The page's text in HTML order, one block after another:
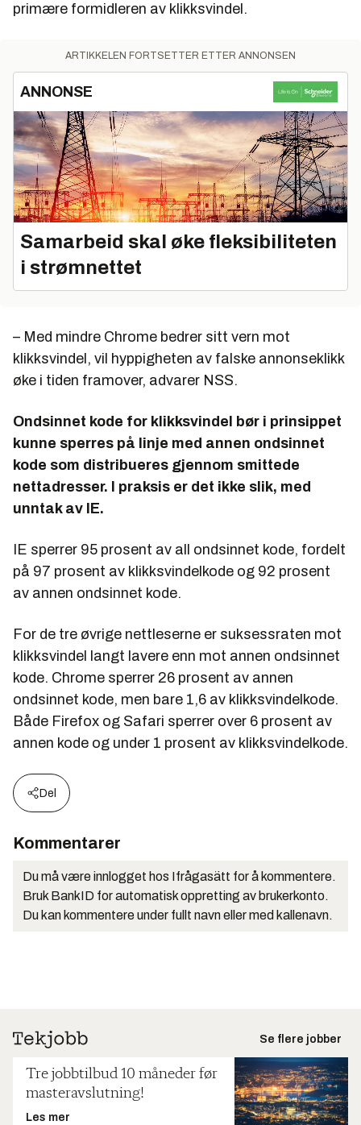
primære formidleren av klikksvindel.
ARTIKKELEN FORTSETTER ETTER ANNONSEN
ANNONSE
Samarbeid skal øke fleksibiliteten
i strømnettet
– Med mindre Chrome bedrer sitt vern mot
klikksvindel, vil hyppigheten av falske annonseklikk
øke i tiden framover, advarer NSS.
Ondsinnet kode for klikksvindel bør i prinsippet
kunne sperres på linje med annen ondsinnet
kode som distribueres gjennom smittede
nettadresser. I praksis er det ikke slik, med
unntak av IE.
IE sperrer 95 prosent av all ondsinnet kode, fordelt
på 97 prosent av klikksvindelkode og 92 prosent
av annen ondsinnet kode.
For de tre øvrige nettleserne er suksessraten mot
klikksvindel langt lavere enn mot annen ondsinnet
kode. Chrome sperrer 26 prosent av annen
ondsinnet kode, men bare 1,6 av klikksvindelkode.
Både Firefox og Safari sperrer over 6 prosent av
annen kode og under 1 prosent av klikksvindelkode.
Del
Kommentarer
Du må være innlogget hos Ifrågasätt for å kommentere.
Bruk BankID for automatisk oppretting av brukerkonto.
Du kan kommentere under fullt navn eller med kallenavn.
Se flere jobber
Tre jobbtilbud 10 måneder før
masteravslutning!
Les mer